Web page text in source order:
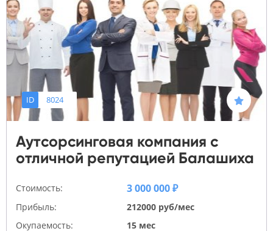
ID 8024
Аутсорсинговая компания с
отличной репутацией Балашиха
Стоимость: 3 000 000 ₽
Прибыль:
212000 руб/мес
Окупаемость:
15 мес